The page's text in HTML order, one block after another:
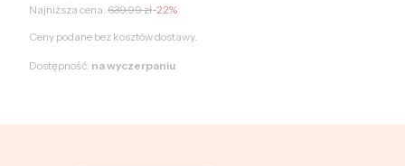
Najniższa cena: 639,99 zł-22%
Ceny podane bez kosztów dostawy.
Dostępność: na wyczerpaniu